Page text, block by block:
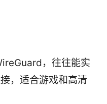
，往往能实
，适合游戏和高清